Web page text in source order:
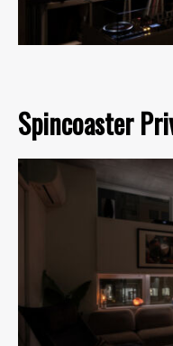
Spincoaster